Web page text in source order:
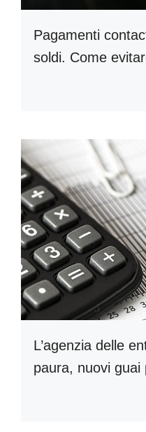
Pagamenti
soldi. Come
L’agenzia delle
paura, nuovi guai